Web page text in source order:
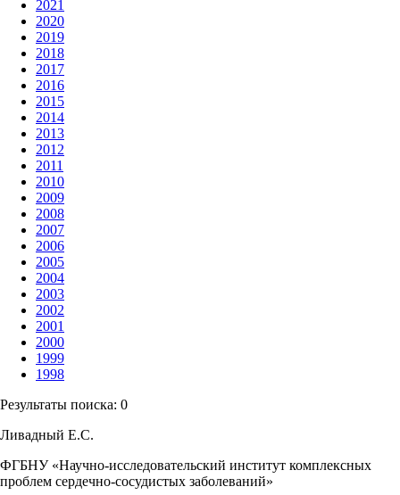
2021
2020
2019
2018
2017
2016
2015
2014
2013
2012
2011
2010
2009
2008
2007
2006
2005
2004
2003
2002
2001
2000
1999
1998
Результаты поиска: 0
Ливадный Е.С.
ФГБНУ «Научно-исследовательский институт комплексных
проблем сердечно-сосудистых заболеваний»